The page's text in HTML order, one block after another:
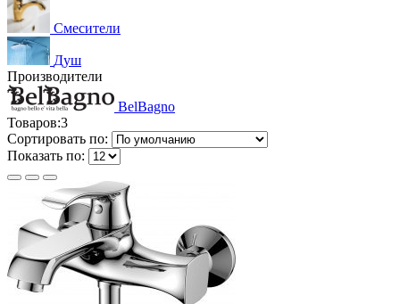
Смесители
Душ
Производители
BelBagno
Товаров:3
Сортировать по:
Показать по: